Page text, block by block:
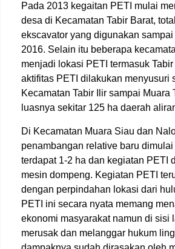
Pada 2013 kegaitan PETI mulai
desa di Kecamatan Tabir Barat,
ekscavator yang digunakan
2016. Selain itu beberapa
menjadi lokasi PETI termasuk
aktifitas PETI dilakukan menyusuri
Kecamatan Tabir Ilir sampai Muara
luasnya sekitar 125 ha daerah
Di Kecamatan Muara Siau dan
penambangan relative baru
terdapat 1-2 ha dan kegiatan PETI
mesin dompeng. Kegiatan PETI
dengan perpindahan lokasi dari
PETI ini secara nyata memang
ekonomi masyarakat namun di sisi
merusak dan melanggar hukum